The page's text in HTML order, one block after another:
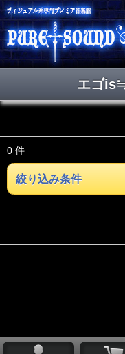
エゴ
0 件
絞り込み条件